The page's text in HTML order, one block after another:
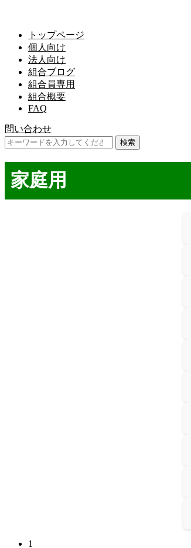
トップページ
個人向け
法人向け
組合ブログ
組合員専用
組合概要
FAQ
問い合わせ
家庭用
1